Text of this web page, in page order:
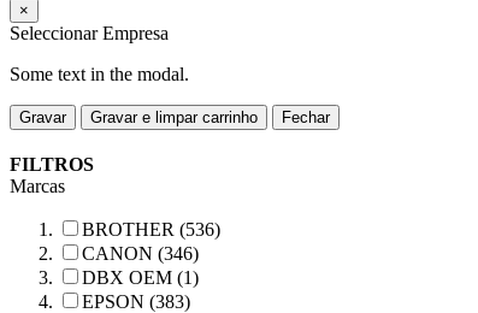
×
Seleccionar Empresa
Some text in the modal.
Gravar Gravar e limpar carrinho Fechar
FILTROS
Marcas
BROTHER (536)
CANON (346)
DBX OEM (1)
EPSON (383)